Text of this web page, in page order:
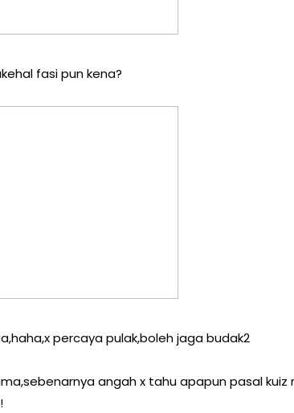
fasi pun kena?
percaya pulak,boleh jaga budak2
angah x tahu apapun pasal kuiz